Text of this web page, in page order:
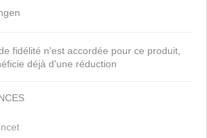
fidélité n'est accordée pour ce produit,
déjà d'une réduction